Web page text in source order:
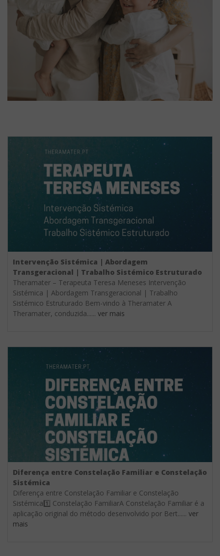
Intervenção Sistémica | Abordagem
Transgeracional | Trabalho Sistémico Estruturado
Theramater – Terapeuta Teresa Meneses Intervenção
Sistémica | Abordagem Transgeracional | Trabalho
Sistémico Estruturado Bem-vindo à Theramater A
Theramater, conduzida...... ver mais
Diferença entre Constelação Familiar e Constelação
Sistémica
Diferença entre Constelação Familiar e Constelação
Sistémica1️⃣ Constelação FamiliarA Constelação Familiar é a
aplicação original do método desenvolvido por Bert...... ver
mais